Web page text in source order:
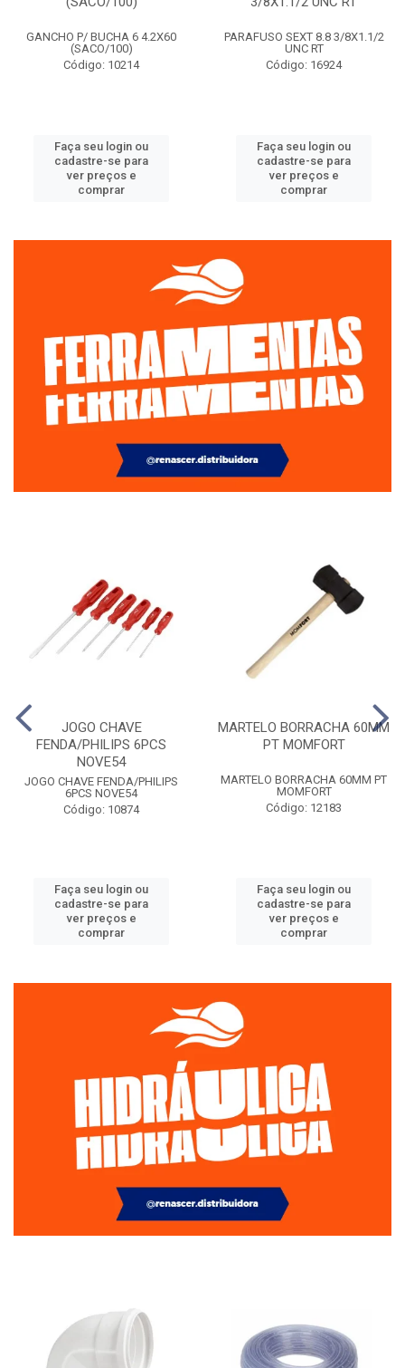
GANCHO P/ BUCHA 6 4.2X60
(SACO/100)
Código: 10214
Faça seu login ou
cadastre-se para
ver preços e
comprar
PARAFUSO SEXT 8.8 3/8X1.1/2
UNC RT
Código: 16924
Faça seu login ou
cadastre-se para
ver preços e
comprar
JOGO CHAVE
FENDA/PHILIPS 6PCS
NOVE54
JOGO CHAVE FENDA/PHILIPS
6PCS NOVE54
Código: 10874
Faça seu login ou
cadastre-se para
ver preços e
comprar
MARTELO BORRACHA 60MM
PT MOMFORT
MARTELO BORRACHA 60MM PT
MOMFORT
Código: 12183
Faça seu login ou
cadastre-se para
ver preços e
comprar